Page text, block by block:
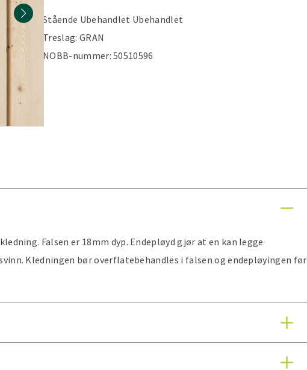
Stående Ubehandlet Ubehandlet
Treslag: GRAN
NOBB-nummer:50510596
Falsen er 18mm dyp. Endepløyd gjør at en kan legge
Kledningen bør overflatebehandles i falsen og endepløyingen før